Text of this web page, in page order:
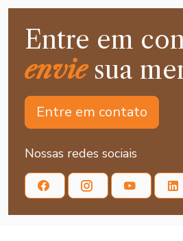
Entre em
enviesua
Entre em contato
Nossas redes sociais